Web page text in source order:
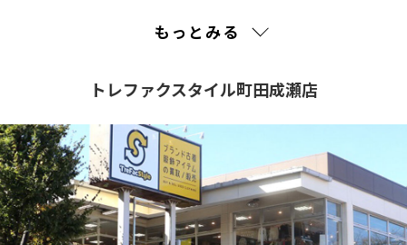
2021(106)
2020(96)
もっとみる
トレファクスタイル町田成瀬店